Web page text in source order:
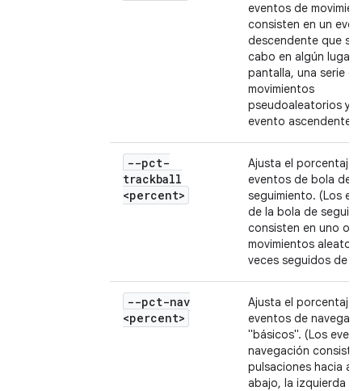
eventos de
consisten en un
descendente que se
cabo en algún lugar
pantalla, una serie de
movimientos
pseudoaleatorios y
evento ascendente).
--pct-
trackball
<percent>
Ajusta el porcentaje
eventos de bola de
seguimiento. (Los
de la bola de
consisten en uno o
movimientos
veces seguidos de
--pct-nav
<percent>
Ajusta el porcentaje
eventos de
"básicos". (Los
navegación
pulsaciones hacia
abajo, la izquierda o